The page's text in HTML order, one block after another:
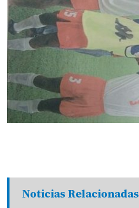
Noticias Relacionadas